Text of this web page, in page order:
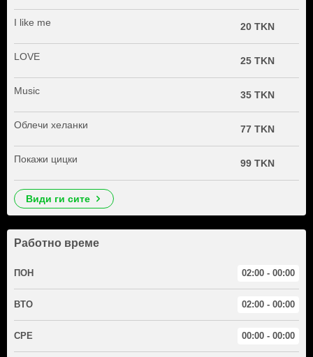
I like me 20 TKN
LOVE 25 TKN
Music 35 TKN
Облечи хеланки 77 TKN
Покажи цицки 99 TKN
види ги сите
Работно време
ПОН 02:00 - 00:00
ВТО 02:00 - 00:00
СРЕ 00:00 - 00:00